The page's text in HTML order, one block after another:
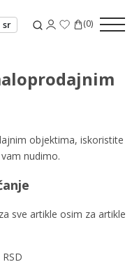
sr (0)
objektima, iskoristite
nudimo.
sve artikle osim za artikle